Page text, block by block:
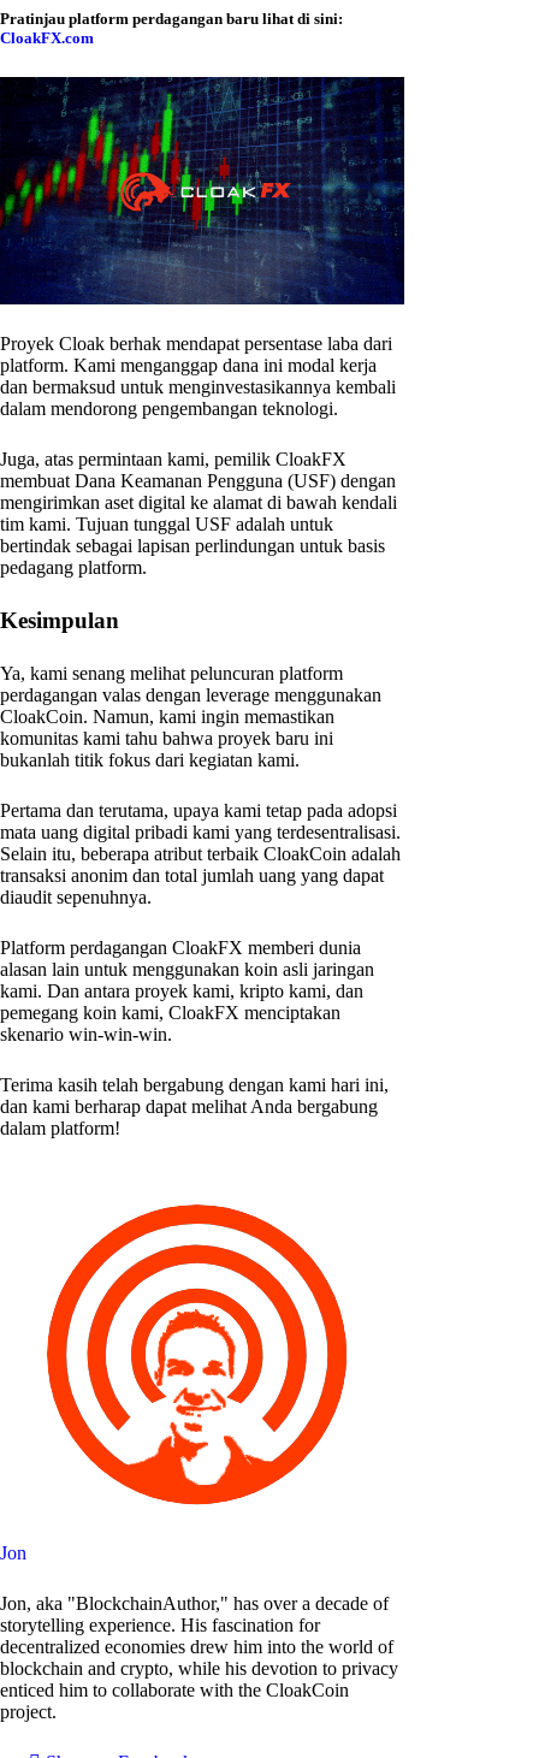
Pratinjau platform perdagangan baru lihat di sini:
CloakFX.com
Proyek Cloak berhak mendapat persentase laba dari
platform. Kami menganggap dana ini modal kerja
dan bermaksud untuk menginvestasikannya kembali
dalam mendorong pengembangan teknologi.
Juga, atas permintaan kami, pemilik CloakFX
membuat Dana Keamanan Pengguna (USF) dengan
mengirimkan aset digital ke alamat di bawah kendali
tim kami. Tujuan tunggal USF adalah untuk
bertindak sebagai lapisan perlindungan untuk basis
pedagang platform.
Kesimpulan
Ya, kami senang melihat peluncuran platform
perdagangan valas dengan leverage menggunakan
CloakCoin. Namun, kami ingin memastikan
komunitas kami tahu bahwa proyek baru ini
bukanlah titik fokus dari kegiatan kami.
Pertama dan terutama, upaya kami tetap pada adopsi
mata uang digital pribadi kami yang terdesentralisasi.
Selain itu, beberapa atribut terbaik CloakCoin adalah
transaksi anonim dan total jumlah uang yang dapat
diaudit sepenuhnya.
Platform perdagangan CloakFX memberi dunia
alasan lain untuk menggunakan koin asli jaringan
kami. Dan antara proyek kami, kripto kami, dan
pemegang koin kami, CloakFX menciptakan
skenario win-win-win.
Terima kasih telah bergabung dengan kami hari ini,
dan kami berharap dapat melihat Anda bergabung
dalam platform!
Jon
Jon, aka "BlockchainAuthor," has over a decade of
storytelling experience. His fascination for
decentralized economies drew him into the world of
blockchain and crypto, while his devotion to privacy
enticed him to collaborate with the CloakCoin
project.